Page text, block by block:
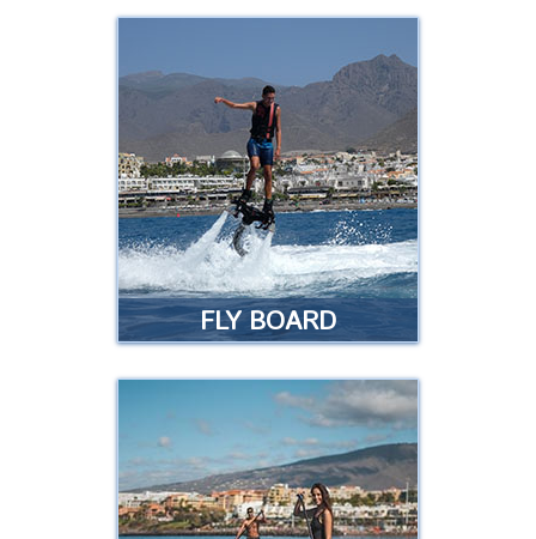
FLYFISH
¿Eres de los que aman las
experiencias intensas? Si es así,
¡esta atracción es para ti! …
Leer más
FLY BOARD
FLY BOARD
La última experiencia de moda en
deportes acuáticos. Fácil de
aprender y divertida para todo el